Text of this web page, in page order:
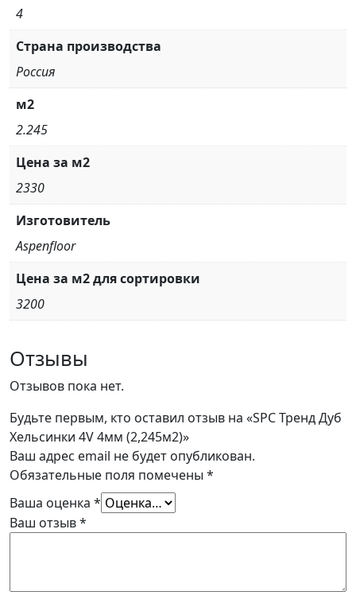
4
Страна производства
Россия
м2
2.245
Цена за м2
2330
Изготовитель
Aspenfloor
Цена за м2 для сортировки
3200
Отзывы
Отзывов пока нет.
Будьте первым, кто оставил отзыв на «SPC Тренд Дуб
Хельсинки 4V 4мм (2,245м2)»
Ваш адрес email не будет опубликован.
Обязательные поля помечены *
Ваша оценка *
Ваш отзыв*